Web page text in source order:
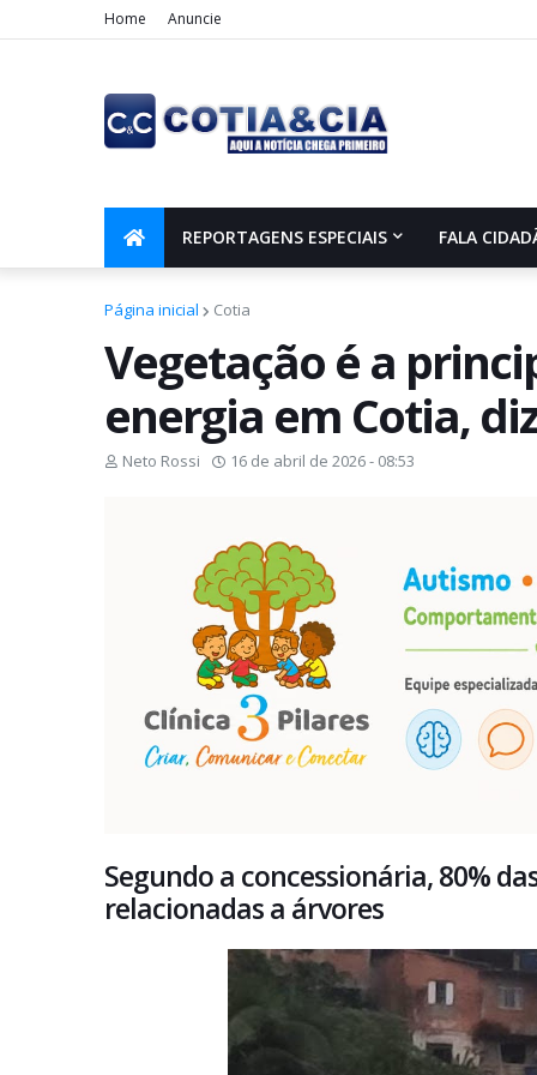
Home Anuncie
REPORTAGENS ESPECIAIS FALA
Página inicial Cotia
Vegetação é a
energia em Cotia,
Neto Rossi 16 de abril de 2026 - 08:53
Segundo a concessionária, 80%
relacionadas a árvores